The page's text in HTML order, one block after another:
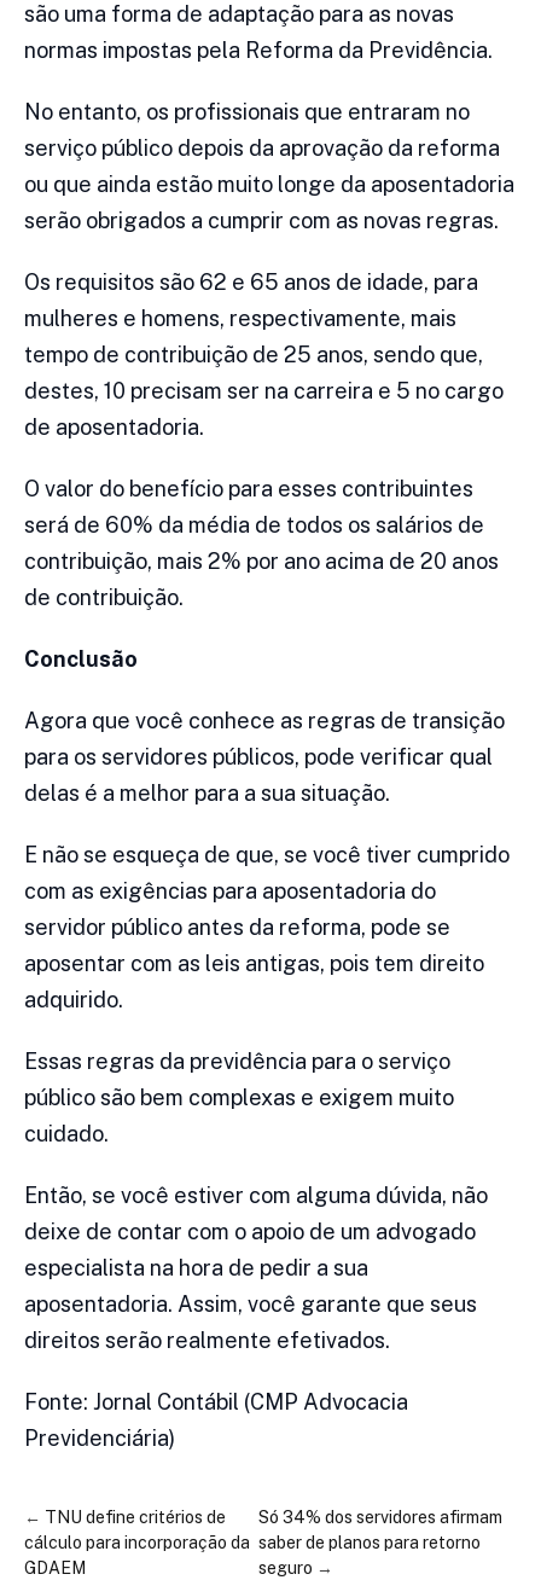
são uma forma de adaptação para as novas
normas impostas pela Reforma da Previdência.
No entanto, os profissionais que entraram no
serviço público depois da aprovação da reforma
ou que ainda estão muito longe da aposentadoria
serão obrigados a cumprir com as novas regras.
Os requisitos são 62 e 65 anos de idade, para
mulheres e homens, respectivamente, mais
tempo de contribuição de 25 anos, sendo que,
destes, 10 precisam ser na carreira e 5 no cargo
de aposentadoria.
O valor do benefício para esses contribuintes
será de 60% da média de todos os salários de
contribuição, mais 2% por ano acima de 20 anos
de contribuição.
Conclusão
Agora que você conhece as regras de transição
para os servidores públicos, pode verificar qual
delas é a melhor para a sua situação.
E não se esqueça de que, se você tiver cumprido
com as exigências para aposentadoria do
servidor público antes da reforma, pode se
aposentar com as leis antigas, pois tem direito
adquirido.
Essas regras da previdência para o serviço
público são bem complexas e exigem muito
cuidado.
Então, se você estiver com alguma dúvida, não
deixe de contar com o apoio de um advogado
especialista na hora de pedir a sua
aposentadoria. Assim, você garante que seus
direitos serão realmente efetivados.
Fonte: Jornal Contábil (CMP Advocacia
Previdenciária)
← TNU define critérios de
cálculo para incorporação da
GDAEM
Só 34% dos servidores afirmam
saber de planos para retorno
seguro →